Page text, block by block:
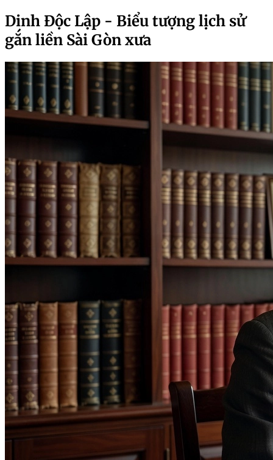
Dinh Độc Lập - Biểu tượng lịch sử
gắn liền Sài Gòn xưa